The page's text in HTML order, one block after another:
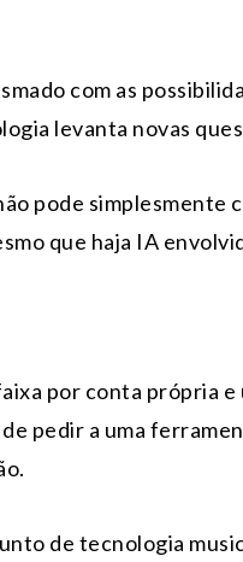
com as
levanta novas
pode
que haja IA
por conta própria e
pedir a uma
de tecnologia